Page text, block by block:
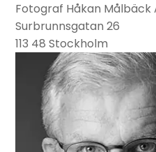
Fotograf Håkan Målbäck
Surbrunnsgatan 26
113 48 Stockholm